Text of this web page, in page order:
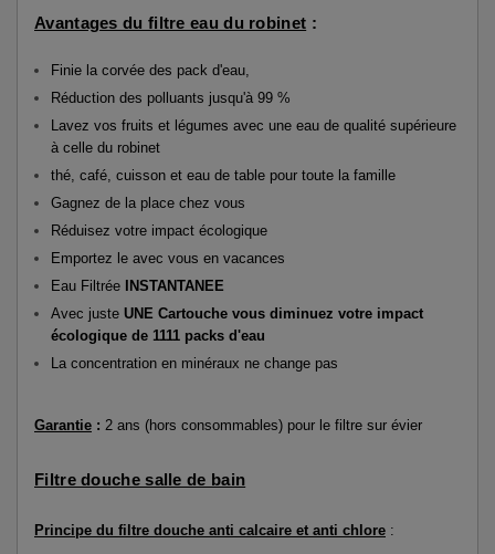
Avantages du filtre eau du robinet :
Finie la corvée des pack d'eau,
Réduction des polluants jusqu'à 99 %
Lavez vos fruits et légumes avec une eau de qualité supérieure
à celle du robinet
thé, café, cuisson et eau de table pour toute la famille
Gagnez de la place chez vous
Réduisez votre impact écologique
Emportez le avec vous en vacances
Eau Filtrée INSTANTANEE
Avec juste UNE Cartouche vous diminuez votre impact
écologique de 1111 packs d'eau
La concentration en minéraux ne change pas
Garantie : 2 ans (hors consommables) pour le filtre sur évier
Filtre douche salle de bain
Principe du filtre douche anti calcaire et anti chlore :